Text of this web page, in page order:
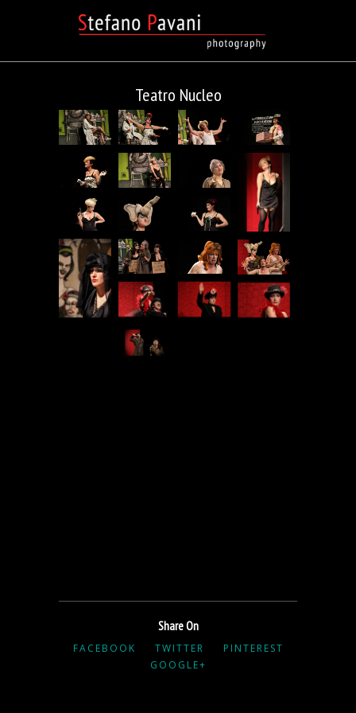
Teatro Nucleo
Share On
FACEBOOK TWITTER
PINTEREST
GOOGLE+